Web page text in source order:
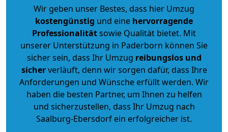
Wir geben unser Bestes, dass hier Umzug
kostengünstig und eine hervorragende
Professionalitätsowie Qualität bietet. Mit
unserer Unterstützung in Paderborn können Sie
sicher sein, dass Ihr Umzug reibungslos und
sicherverläuft, denn wir sorgen dafür, dass Ihre
Anforderungen und Wünsche erfüllt werden. Wir
haben die besten Partner, um Ihnen zu helfen
und sicherzustellen, dass Ihr Umzug nach
Saalburg-Ebersdorf ein erfolgreicher ist.